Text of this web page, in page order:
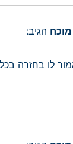
מוכח הגיב:
לו בחזרה